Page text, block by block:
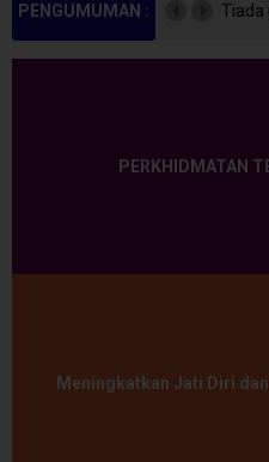
PENGUMUMAN : Tiada
PERKHIDMATAN
Meningkatkan Jati Diri